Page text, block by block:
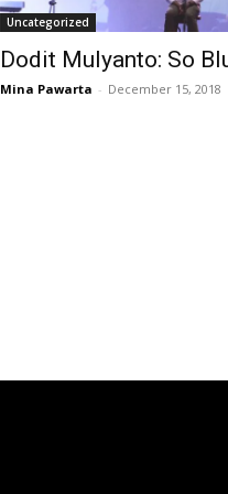
Uncategorized
Dodit Mulyanto: So
Mina Pawarta - December 15, 2018